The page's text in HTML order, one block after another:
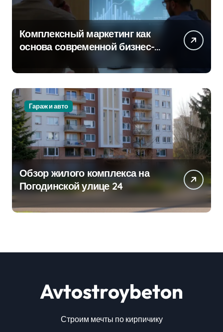
Комплексный маркетинг как
основа современной бизнес-
Гараж и авто
Обзор жилого комплекса на
Погодинской улице 24
Avtostroybeton
Строим мечты по кирпичику